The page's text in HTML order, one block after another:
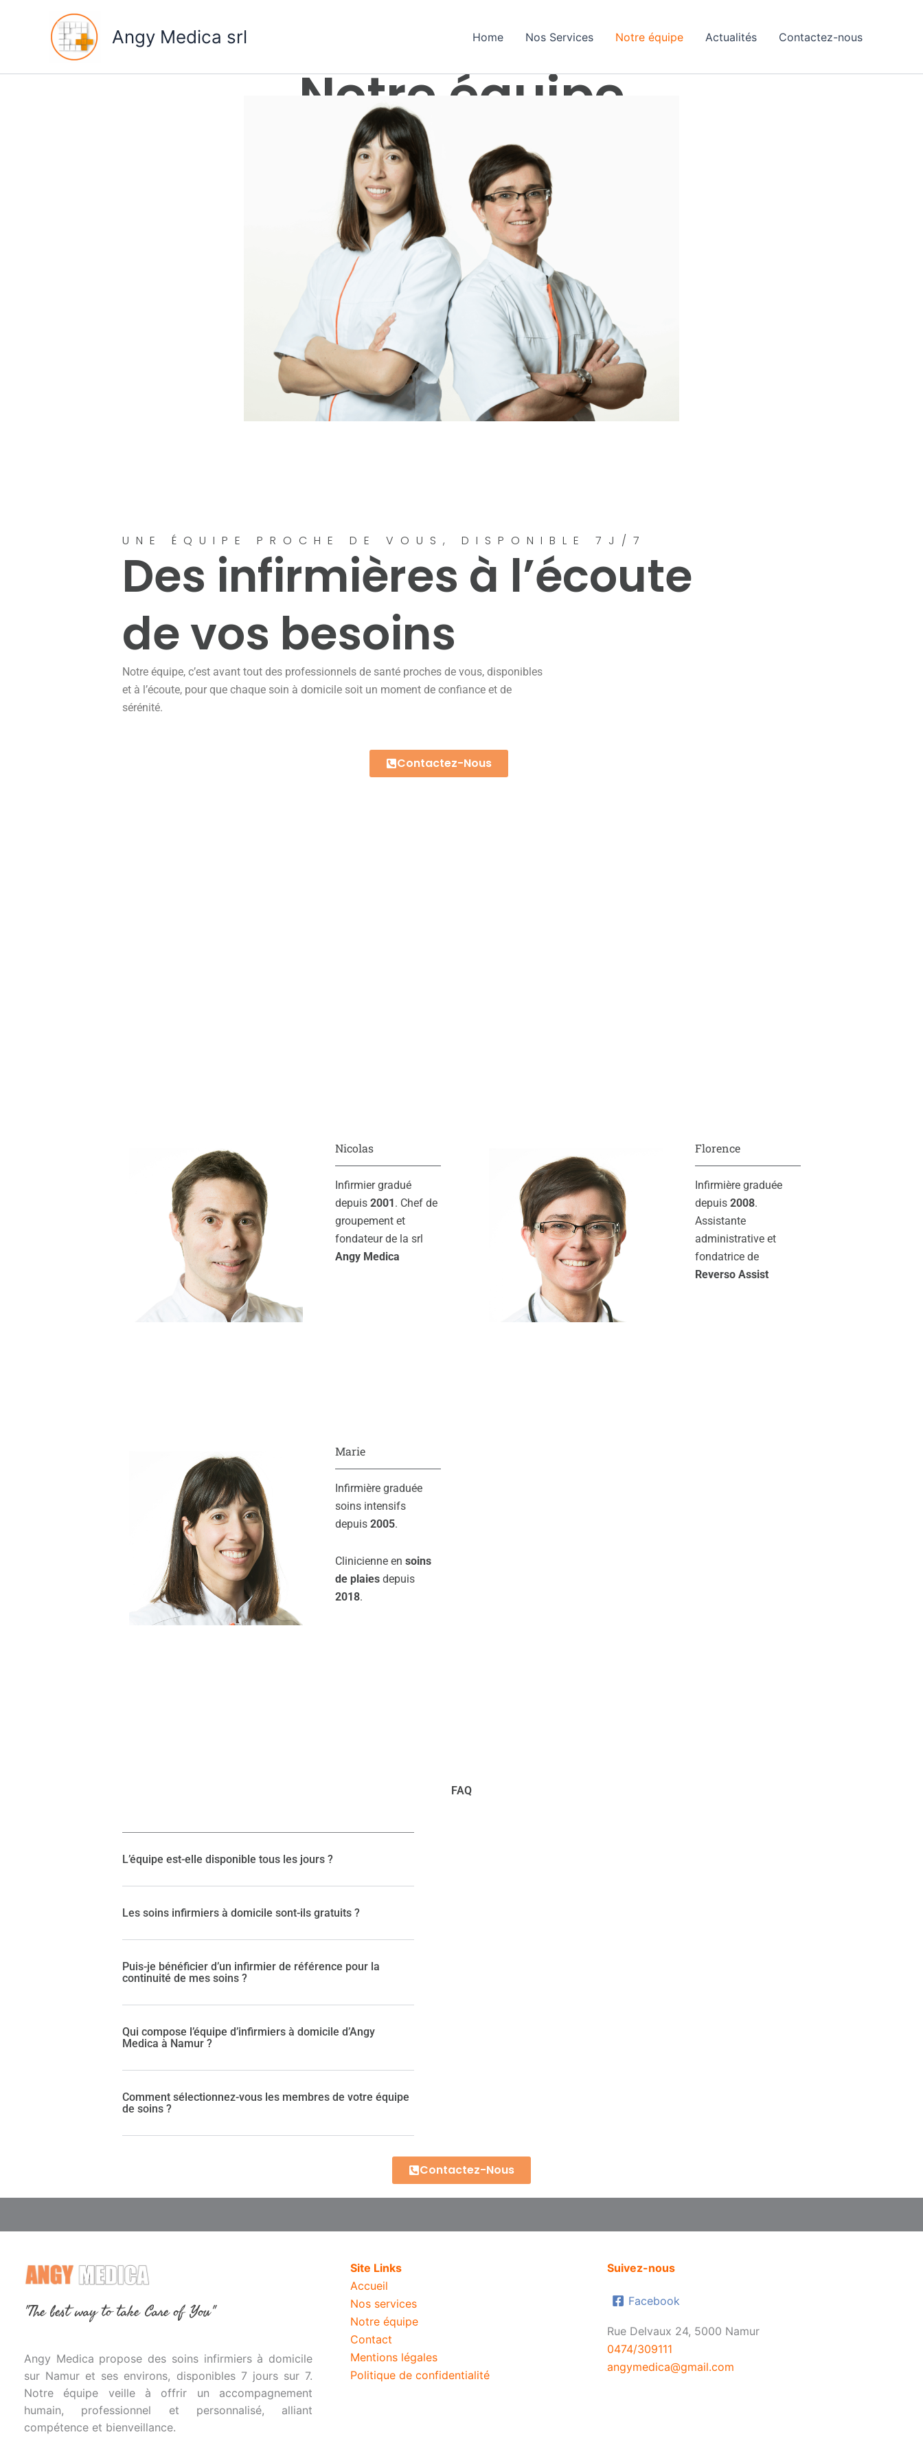
Angy Medica srl Home Nos Services Notre équipe Actualités Contactez-nous
Notre équipe
UNE ÉQUIPE PROCHE DE VOUS, DISPONIBLE 7J/7
Des infirmières à l’écoute
de vos besoins
Notre équipe, c’est avant tout des professionnels de santé proches de vous, disponibles
et à l’écoute, pour que chaque soin à domicile soit un moment de confiance et de
sérénité.
Contactez-Nous
Nicolas
Infirmier gradué
depuis 2001 . Chef de
groupement et
fondateur de la srl
Angy Medica
Florence
Infirmière graduée
depuis2008.
Assistante
administrative et
fondatrice de
Reverso Assist
Marie
Infirmière graduée
soins intensifs
depuis 2005.
Clinicienne en soins
de plaiesdepuis
2018.
FAQ
L’équipe est-elle disponible tous les jours ?
Les soins infirmiers à domicile sont-ils gratuits ?
Puis-je bénéficier d’un infirmier de référence pour la
continuité de mes soins ?
Qui compose l’équipe d’infirmiers à domicile d’Angy
Medica à Namur ?
Comment sélectionnez-vous les membres de votre équipe
de soins ?
Contactez-Nous
"The best way to take Care of You"
Angy Medica propose des soins infirmiers à domicile
sur Namur et ses environs, disponibles 7 jours sur 7.
Notre équipe veille à offrir un accompagnement
humain, professionnel et personnalisé, alliant
compétence et bienveillance.
Site Links
Accueil
Nos services
Notre équipe
Contact
Mentions légales
Politique de confidentialité
Suivez-nous
Facebook
Rue Delvaux 24, 5000 Namur
0474/309111
angymedica@gmail.com